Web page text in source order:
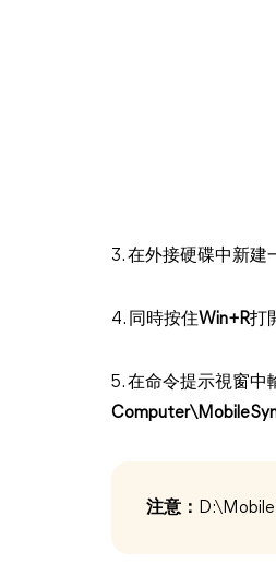
3. 在外接硬碟中新建
4. 同時按住Win+R打
5. 在命令提示視窗中
注意 ：